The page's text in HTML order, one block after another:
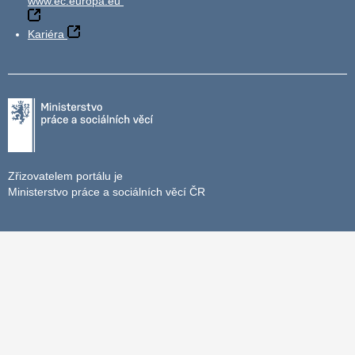
Kariéra
Zřizovatelem portálu je
Ministerstvo práce a sociálních věcí ČR